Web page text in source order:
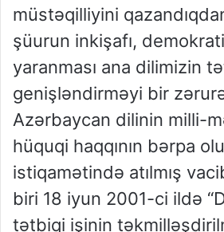
müstəqilliyini
şüurun inkişafı,
yaranması ana dilimizin
genişləndirməyi bir
Azərbaycan dilinin milli-
hüquqi haqqının bərpa
istiqamətində atılmış
biri 18 iyun 2001-ci ildə
tətbiqi işinin